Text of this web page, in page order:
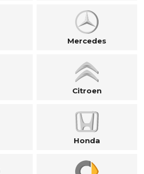
Mercedes
Citroen
Honda